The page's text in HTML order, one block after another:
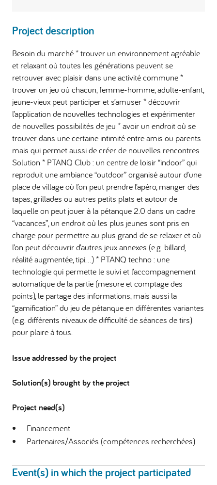
Project description
Besoin du marché * trouver un environnement agréable
et relaxant où toutes les générations peuvent se
retrouver avec plaisir dans une activité commune *
trouver un jeu où chacun, femme-homme, adulte-enfant,
jeune-vieux peut participer et s’amuser * découvrir
l’application de nouvelles technologies et expérimenter
de nouvelles possibilités de jeu * avoir un endroit où se
trouver dans une certaine intimité entre amis ou parents
mais qui permet aussi de créer de nouvelles rencontres
Solution * PTANQ Club : un centre de loisir “indoor” qui
reproduit une ambiance “outdoor” organisé autour d’une
place de village où l’on peut prendre l’apéro, manger des
tapas, grillades ou autres petits plats et autour de
laquelle on peut jouer à la pétanque 2.0 dans un cadre
“vacances”, un endroit où les plus jeunes sont pris en
charge pour permettre au plus grand de se relaxer et où
l’on peut découvrir d’autres jeux annexes (e.g. billard,
réalité augmentée, tipi...) * PTANQ techno : une
technologie qui permette le suivi et l’accompagnement
automatique de la partie (mesure et comptage des
points), le partage des informations, mais aussi la
“gamification” du jeu de pétanque en différentes variantes
(e.g. différents niveaux de difficulté de séances de tirs)
pour plaire à tous.
Issue addressed by the project
Solution(s) brought by the project
Project need(s)
Financement
Partenaires/Associés (compétences recherchées)
Event(s) in which the project participated